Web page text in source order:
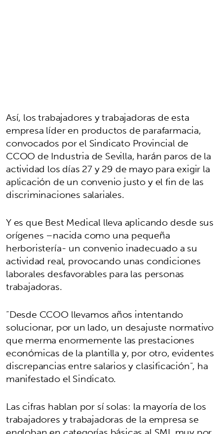
Así, los trabajadores y trabajadoras de esta
empresa líder en productos de parafarmacia,
convocados por el Sindicato Provincial de
CCOO de Industria de Sevilla, harán paros de la
actividad los días 27 y 29 de mayo para exigir la
aplicación de un convenio justo y el fin de las
discriminaciones salariales.
Y es que Best Medical lleva aplicando desde sus
orígenes –nacida como una pequeña
herboristería- un convenio inadecuado a su
actividad real, provocando unas condiciones
laborales desfavorables para las personas
trabajadoras.
“Desde CCOO llevamos años intentando
solucionar, por un lado, un desajuste normativo
que merma enormemente las prestaciones
económicas de la plantilla y, por otro, evidentes
discrepancias entre salarios y clasificación”, ha
manifestado el Sindicato.
Las cifras hablan por sí solas: la mayoría de los
trabajadores y trabajadoras de la empresa se